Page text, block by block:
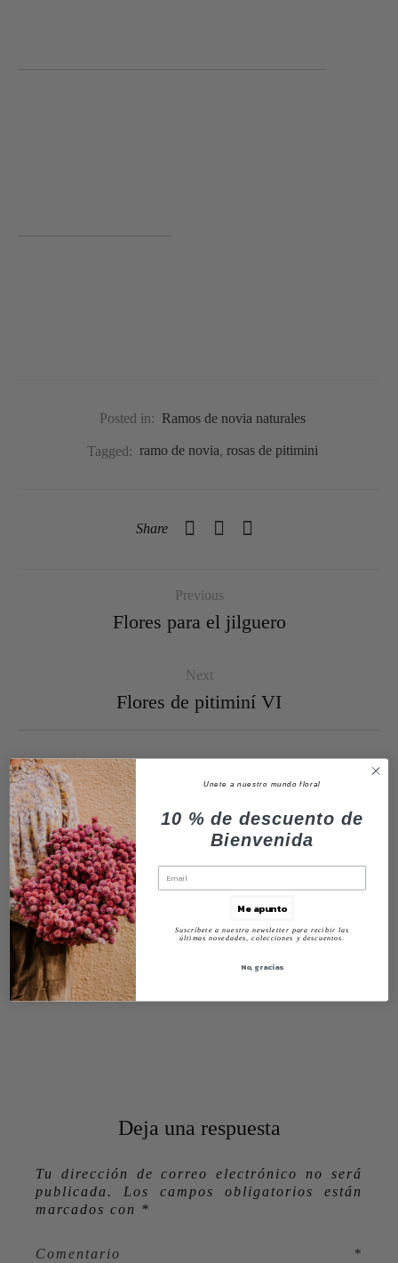
Posted in: Ramos de novia naturales
Tagged: ramo de novia, rosas de pitimini
Share
Previous
Flores para el jilguero
Next
Flores de pitiminí VI
Deja una respuesta
Tu dirección de correo electrónico no será
publicada.
Los campos obligatorios están
marcados con
*
Comentario *
Unete a nuestro mundo floral
10 % de descuento de
Bienvenida
Me apunto
Suscríbete a nuestra newsletter para recibir las
últimas novedades, colecciones y descuentos.
No, gracias